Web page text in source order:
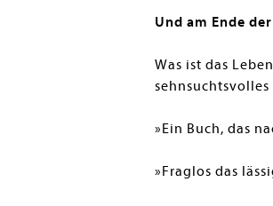
Und am Ende
Was ist das
»Ein Buch, das
»Fraglos das